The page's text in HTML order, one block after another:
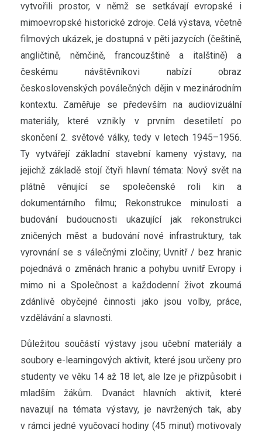
vytvořili prostor, v němž se setkávají evropské i
mimoevropské historické zdroje. Celá výstava, včetně
filmových ukázek, je dostupná v pěti jazycích (češtině,
angličtině, němčině, francouzštině a italštině) a
českému návštěvníkovi nabízí obraz
československých poválečných dějin v mezinárodním
kontextu. Zaměřuje se především na audiovizuální
materiály, které vznikly v prvním desetiletí po
skončení 2. světové války, tedy v letech 1945–1956.
Ty vytvářejí základní stavební kameny výstavy, na
jejichž základě stojí čtyři hlavní témata: Nový svět na
plátně věnující se společenské roli kin a
dokumentárního filmu; Rekonstrukce minulosti a
budování budoucnosti ukazující jak rekonstrukci
zničených měst a budování nové infrastruktury, tak
vyrovnání se s válečnými zločiny; Uvnitř / bez hranic
pojednává o změnách hranic a pohybu uvnitř Evropy i
mimo ni a Společnost a každodenní život zkoumá
zdánlivě obyčejné činnosti jako jsou volby, práce,
vzdělávání a slavnosti.
Důležitou součástí výstavy jsou učební materiály a
soubory e-learningových aktivit, které jsou určeny pro
studenty ve věku 14 až 18 let, ale lze je přizpůsobit i
mladším žákům. Dvanáct hlavních aktivit, které
navazují na témata výstavy, je navržených tak, aby
v rámci jedné vyučovací hodiny (45 minut) motivovaly